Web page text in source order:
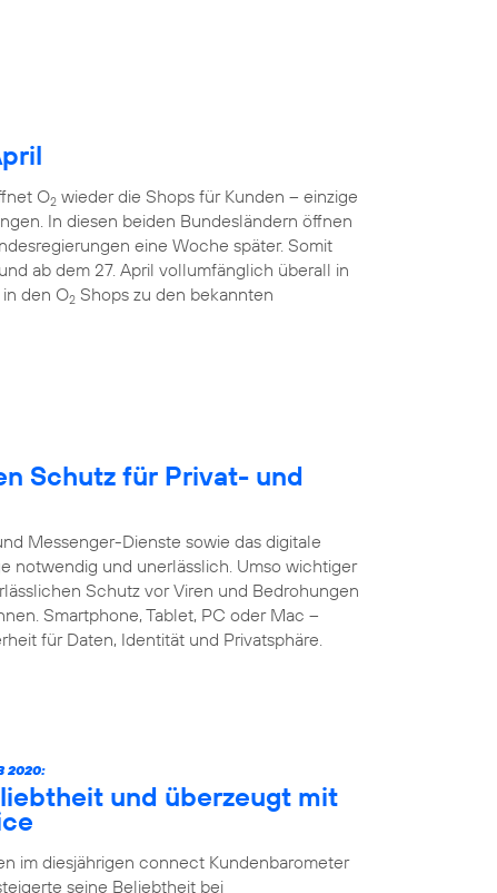
O2 wieder die Shops für Kunden – einzige
In diesen beiden Bundesländern öffnen
eine Woche später. Somit
ab dem 27. April vollumfänglich überall in
den O2 Shops zu den bekannten
Schutz für Privat- und
Messenger-Dienste sowie das digitale
notwendig und unerlässlich. Umso wichtiger
Schutz vor Viren und Bedrohungen
Smartphone, Tablet, PC oder Mac –
für Daten, Identität und Privatsphäre.
2020:
und überzeugt mit
im diesjährigen connect Kundenbarometer
seine Beliebtheit bei